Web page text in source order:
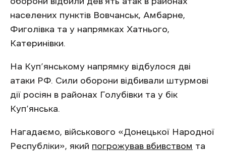
населених пунктів Вовчанськ, Амбарне,
Фиголівка та у напрямках Хатнього,
Катеринівки.
На Куп’янському напрямку відбулося дві
атаки РФ. Сили оборони відбивали штурмові
дії росіян в районах Голубівки та у бік
Куп’янська.
Нагадаємо, військового «Донецької Народної
Республіки», який погрожував вбивством та